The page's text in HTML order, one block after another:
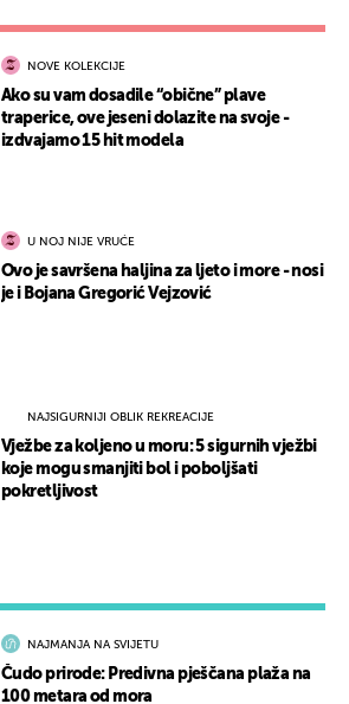
NAJMANJA NA SVIJETU
Čudo prirode: Predivna pješčana plaža na
100 metara od mora
NOVE KOLEKCIJE
Ako su vam dosadile “obične” plave
traperice, ove jeseni dolazite na svoje -
izdvajamo 15 hit modela
U NOJ NIJE VRUĆE
Ovo je savršena haljina za ljeto i more - nosi
je i Bojana Gregorić Vejzović
NAJSIGURNIJI OBLIK REKREACIJE
Vježbe za koljeno u moru: 5 sigurnih vježbi
koje mogu smanjiti bol i poboljšati
pokretljivost